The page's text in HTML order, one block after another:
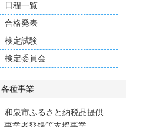
日程一覧
合格発表
検定試験
検定委員会
各種事業
和泉市ふるさと納税品提供